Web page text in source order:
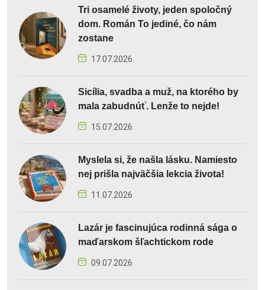
Tri osamelé životy, jeden spoločný
dom. Román To jediné, čo nám
zostane
17.07.2026
Sicília, svadba a muž, na ktorého by
mala zabudnúť. Lenže to nejde!
15.07.2026
Myslela si, že našla lásku. Namiesto
nej prišla najväčšia lekcia života!
11.07.2026
Lazár je fascinujúca rodinná sága o
maďarskom šľachtickom rode
09.07.2026